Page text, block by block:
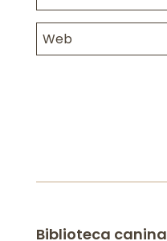
Biblioteca canina